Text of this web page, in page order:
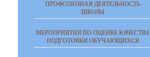
ПРОФСОЮЗНАЯ ДЕЯТЕЛЬНОСТЬ
ШКОЛЫ
МЕРОПРИЯТИЯ ПО ОЦЕНКЕ КАЧЕСТВА
ПОДГОТОВКИ ОБУЧАЮЩИХСЯ